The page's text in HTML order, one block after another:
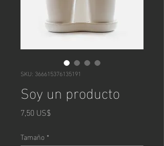
SKU: 366615376135191
Soy un producto
7,50 US$Precio
Tamaño *